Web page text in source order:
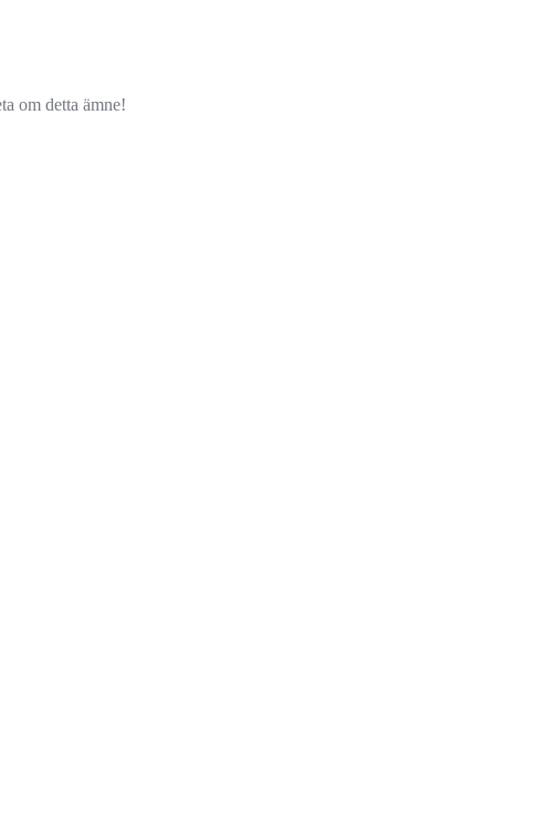
om detta ämne!